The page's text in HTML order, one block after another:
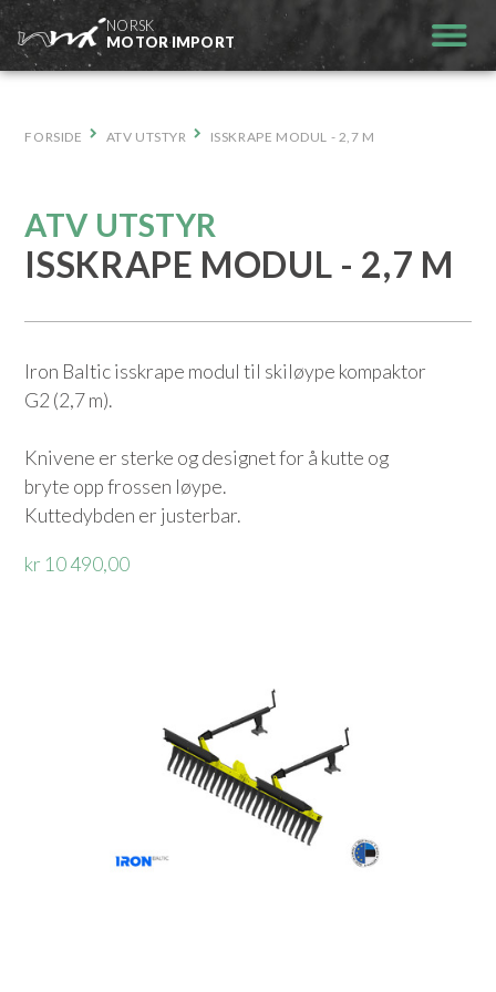
Hopp
til
innhold
NORSK
MOTOR IMPORT
FORSIDE ATV UTSTYR ISSKRAPE MODUL - 2,7 M
ATV UTSTYR
ISSKRAPE MODUL - 2,7 M
Iron Baltic isskrape modul til skiløype kompaktor
G2 (2,7 m).
Knivene er sterke og designet for å kutte og
bryte opp frossen løype.
Kuttedybden er justerbar.
kr 10 490,00